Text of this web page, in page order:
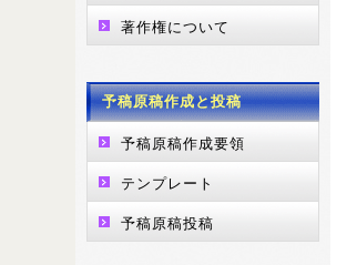
著作権について
予稿原稿作成と投稿
予稿原稿作成要領
テンプレート
予稿原稿投稿